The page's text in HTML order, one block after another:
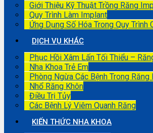
Giới Thiệu Kỹ Thuật Trồng Răng
Quy Trình Làm Implant
Ứng Dụng Số Hóa Trong Quy Trình
DỊCH VỤ KHÁC
Phục Hồi Xâm Lấn Tối Thiểu –
Nha Khoa Trẻ Em
Phòng Ngừa Các Bệnh Trong Răng
Nhổ Răng Khôn
Điều Trị Tủy
Các Bệnh Lý Viêm Quanh Răng
KIẾN THỨC NHA KHOA